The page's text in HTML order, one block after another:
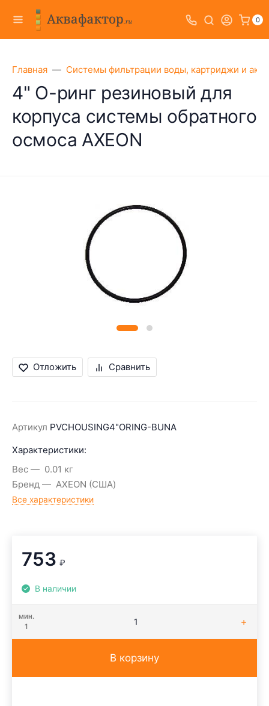
0
Главная Системы фильтрации воды, картриджи и
4" О-ринг резиновый для
корпуса системы обратного
осмоса AXEON
Отложить Сравнить
Артикул PVCHOUSING4"ORING-BUNA
Характеристики:
Вес
0.01 кг
Бренд
AXEON (США)
Все характеристики
753 ₽
В наличии
мин.
1
В корзину